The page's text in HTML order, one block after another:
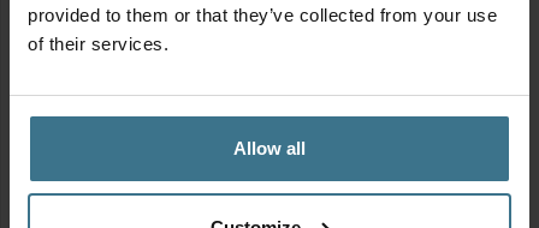
provided to them or that they’ve collected from your use
of their services.
Allow all
MIX & MATCH | Alles voor de lunch to go
Vanaf:
14.85 13.37